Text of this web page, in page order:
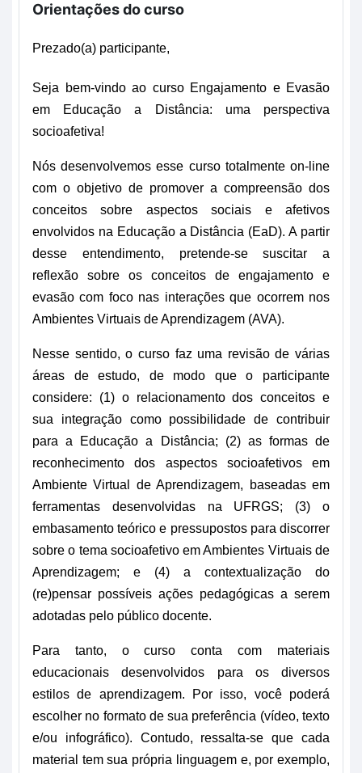
Orientações do curso
Prezado(a) participante,
Seja bem-vindo ao curso Engajamento e Evasão
em Educação a Distância: uma perspectiva
socioafetiva!
Nós desenvolvemos esse curso totalmente on-line
com o objetivo de promover a compreensão dos
conceitos sobre aspectos sociais e afetivos
envolvidos na Educação a Distância (EaD). A partir
desse entendimento, pretende-se suscitar a
reflexão sobre os conceitos de engajamento e
evasão com foco nas interações que ocorrem nos
Ambientes Virtuais de Aprendizagem (AVA).
Nesse sentido, o curso faz uma revisão de várias
áreas de estudo, de modo que o participante
considere: (1) o relacionamento dos conceitos e
sua integração como possibilidade de contribuir
para a Educação a Distância; (2) as formas de
reconhecimento dos aspectos socioafetivos em
Ambiente Virtual de Aprendizagem, baseadas em
ferramentas desenvolvidas na UFRGS; (3) o
embasamento teórico e pressupostos para discorrer
sobre o tema socioafetivo em Ambientes Virtuais de
Aprendizagem; e (4) a contextualização do
(re)pensar possíveis ações pedagógicas a serem
adotadas pelo público docente.
Para tanto, o curso conta com materiais
educacionais desenvolvidos para os diversos
estilos de aprendizagem. Por isso, você poderá
escolher no formato de sua preferência (vídeo, texto
e/ou infográfico). Contudo, ressalta-se que cada
material tem sua própria linguagem e, por exemplo,